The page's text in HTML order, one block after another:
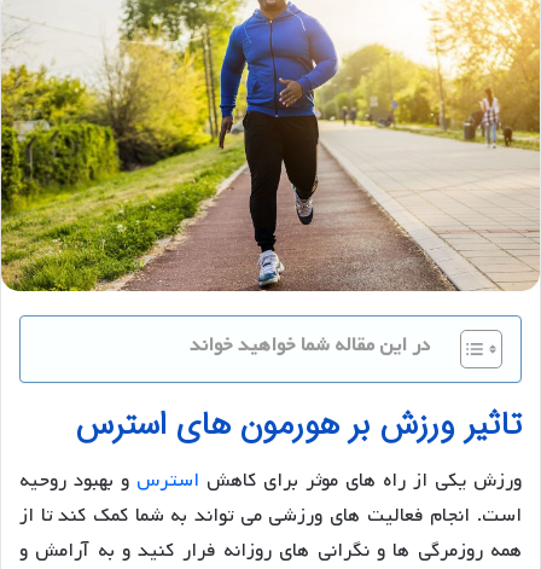
در این مقاله شما خواهید خواند
تاثیر ورزش بر هورمون های استرس
ورزش یکی از راه های موثر برای کاهش استرس و بهبود روحیه
است. انجام فعالیت های ورزشی می تواند به شما کمک کند تا از
همه روزمرگی ها و نگرانی های روزانه فرار کنید و به آرامش و